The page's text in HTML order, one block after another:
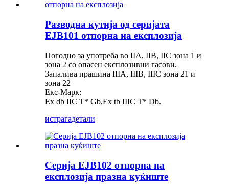
Разводна кутија од серијата
EJB101 отпорна на експлозија
Погодно за употреба во IIA, IIB, IIC зона 1 и
зона 2 со опасен експлозивни гасови.
Запалива прашина IIIA, IIIB, IIIC зона 21 и
зона 22
Екс-Марк:
Ex db IIC T* Gb,Ex tb IIIC T* Db.
истрагадетали
Серија EJB102 отпорна на
експлозија празна куќиште